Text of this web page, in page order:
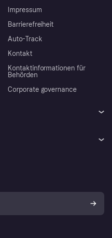
Impressum
Barrierefreiheit
Auto-Track
Kontakt
Kontaktinformationen für
Behörden
Corporate governance